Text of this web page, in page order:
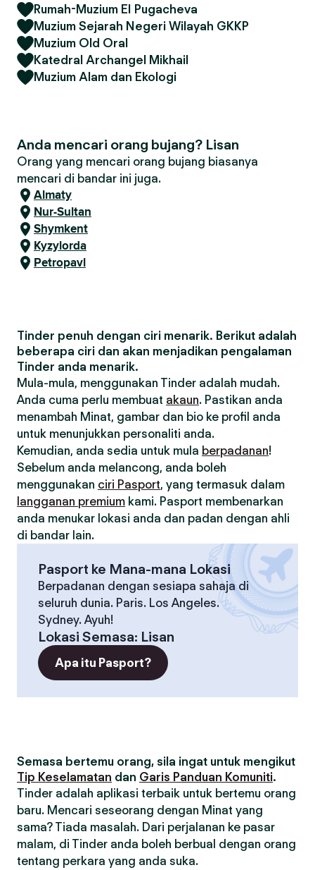
Rumah-Muzium EI Pugacheva
Muzium Sejarah Negeri Wilayah GKKP
Muzium Old Oral
Katedral Archangel Mikhail
Muzium Alam dan Ekologi
Anda mencari orang bujang? Lisan
Orang yang mencari orang bujang biasanya
mencari di bandar ini juga.
Almaty
Nur-Sultan
Shymkent
Kyzylorda
Petropavl
Tinder penuh dengan ciri menarik. Berikut adalah
beberapa ciri dan akan menjadikan pengalaman
Tinder anda menarik.
Mula-mula, menggunakan Tinder adalah mudah.
Anda cuma perlu membuat akaun. Pastikan anda
menambah Minat, gambar dan bio ke profil anda
untuk menunjukkan personaliti anda.
Kemudian, anda sedia untuk mula berpadanan!
Sebelum anda melancong, anda boleh
menggunakan ciri Pasport, yang termasuk dalam
langganan premium kami. Pasport membenarkan
anda menukar lokasi anda dan padan dengan ahli
di bandar lain.
Pasport ke Mana-mana Lokasi
Berpadanan dengan sesiapa sahaja di
seluruh dunia. Paris. Los Angeles.
Sydney. Ayuh!
Lokasi Semasa: Lisan
Apa itu Pasport?
Semasa bertemu orang, sila ingat untuk mengikut
Tip Keselamatan dan Garis Panduan Komuniti.
Tinder adalah aplikasi terbaik untuk bertemu orang
baru. Mencari seseorang dengan Minat yang
sama? Tiada masalah. Dari perjalanan ke pasar
malam, di Tinder anda boleh berbual dengan orang
tentang perkara yang anda suka.